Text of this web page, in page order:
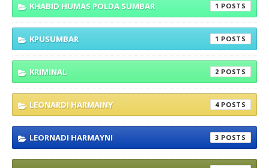
KHABID HUMAS POLDA SUMBAR 1
KPUSUMBAR 1
KRIMINAL 2
LEONARDI HARMAINY 4
LEORNADI HARMAYNI 3